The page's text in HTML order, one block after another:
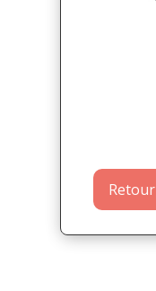
Retour